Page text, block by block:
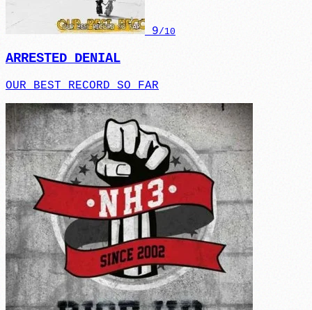
9/10
ARRESTED DENIAL
OUR BEST RECORD SO FAR